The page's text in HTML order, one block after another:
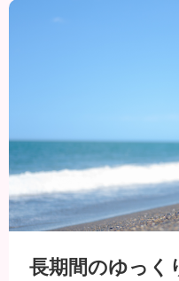
※1 外国人
ナイスカバ
長期間のゆっく